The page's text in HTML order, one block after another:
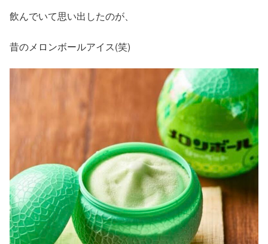
飲んでいて思い出したのが、
昔のメロンボールアイス(笑)